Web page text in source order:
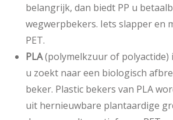
belangrijk, dan biedt PP u
wegwerpbekers. Iets slapper en
PET.
PLA(polymelkzuur of polyactide)
u zoekt naar een biologisch
beker. Plastic bekers van PLA
uit hernieuwbare plantaardige